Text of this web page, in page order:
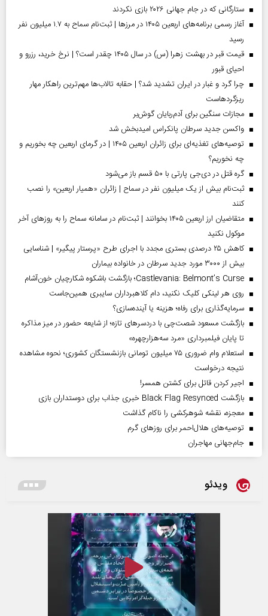
ستارگانی که در جام جهانی ۲۰۲۶ بازی نکردند
آغاز رسمی برنامه‌های اربعین ۱۴۰۵ در مرز‌ها | ثبت‌نام سماح به ۱.۷ میلیون نفر
رسید
قیمت قبر در بهشت زهرا (س) در سال ۱۴۰۵ چقدر است؟ | نرخ خرید، رزرو و
احیای قبور
چرا گرد و غبار در ایران تشدید شد؟ | حقابه تالاب‌ها مهم‌ترین راهکار مهار
ریزگردهاست
مجازات سنگین برای آدم‌ربایان گوش‌بر
واکسن جدید سرطان پانکراس امیدبخش شد
توصیه‌های تغذیه‌ای برای زائران اربعین ۱۴۰۵ | در گرمای اربعین چه بخوریم و
چه نخوریم؟
گره قتل در دی‌جی پارتی با ۵۰ قسم باز می‌شود
ثبت‌نام بیش از یک میلیون نفر در سماح | زائران «همیار اربعین» را نصب
کنند
متقاضیان ارز اربعین ۱۴۰۵ بخوانند | ثبت‌نام در سامانه سماح را به روز‌های آخر
موکول نکنید
کاهش ۲۵ درصدی بستری مجدد با اجرای طرح «پرستار پیگیر» | شناسایی
بیش از ۳۰۰۰ مورد جدید سرطان در خانواده بیماران
Castlevania: Belmont’s Curse؛ بازگشت باشکوه شکارچیان خون‌آشام
روی هر لینکی کلیک نکنید، دام کلاهبرداران سایبری همین‌جاست
سرمایه‌گذاری برای رفاه؛ هزینه یا آینده‌سازی؟
بازگشت مسعود شصت‌چی با دردسر‌های تازه؛ از شایعه حضور در میز مذاکره
تا پایان فیلمبرداری «مرد سه‌هزارچهره»
استعلام وام ضروری ۷۵ میلیون تومانی بازنشستگان کشوری؛ نحوه مشاهده
نتیجه درخواست
اجیر کردن قاتل برای کشتن همسر!
بازگشت Black Flag Resynced خبری جذاب برای دوستداران بازی
معجزه، نقشه شوهرکشی را ناکام گذاشت
توصیه‌های هلال‌احمر برای روز‌های گرم
جام‌جهانی مهاجران
ویدئو